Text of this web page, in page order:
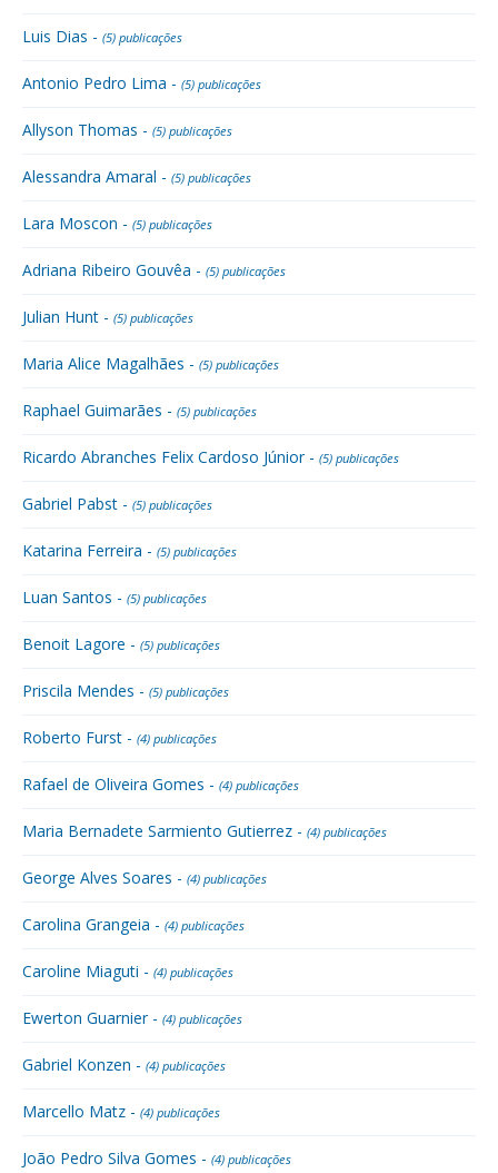
Luis Dias - (5) publicações
Antonio Pedro Lima - (5) publicações
Allyson Thomas - (5) publicações
Alessandra Amaral - (5) publicações
Lara Moscon - (5) publicações
Adriana Ribeiro Gouvêa - (5) publicações
Julian Hunt - (5) publicações
Maria Alice Magalhães - (5) publicações
Raphael Guimarães - (5) publicações
Ricardo Abranches Felix Cardoso Júnior - (5) publicações
Gabriel Pabst - (5) publicações
Katarina Ferreira - (5) publicações
Luan Santos - (5) publicações
Benoit Lagore - (5) publicações
Priscila Mendes - (5) publicações
Roberto Furst - (4) publicações
Rafael de Oliveira Gomes - (4) publicações
Maria Bernadete Sarmiento Gutierrez - (4) publicações
George Alves Soares - (4) publicações
Carolina Grangeia - (4) publicações
Caroline Miaguti - (4) publicações
Ewerton Guarnier - (4) publicações
Gabriel Konzen - (4) publicações
Marcello Matz - (4) publicações
João Pedro Silva Gomes - (4) publicações